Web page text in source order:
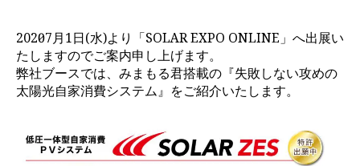
2020年7月1日(水)より「SOLAR EXPO ONLINE」へ出展い
たしますのでご案内申し上げます。
弊社ブースでは、みまもる君搭載の『失敗しない攻めの
太陽光自家消費システム』をご紹介いたします。